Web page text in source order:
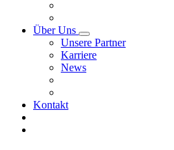
Über Uns
Unsere Partner
Karriere
News
Kontakt